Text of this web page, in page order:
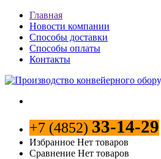
Главная
Новости компании
Способы доставки
Способы оплаты
Контакты
+7 (4852) 33-14-29
Избранное Нет товаров
Сравнение Нет товаров